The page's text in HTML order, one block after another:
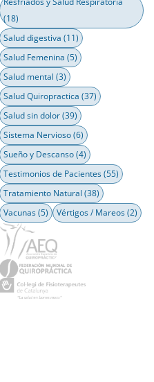
(18)
Salud digestiva (11)
Salud Femenina (5)
Salud mental (3)
Salud Quiropractica (37)
Salud sin dolor(39)
Sistema Nervioso(6)
Sueño y Descanso(4)
Testimonios de Pacientes(55)
Tratamiento Natural (38)
Vacunas(5) Vértigos / Mareos(2)